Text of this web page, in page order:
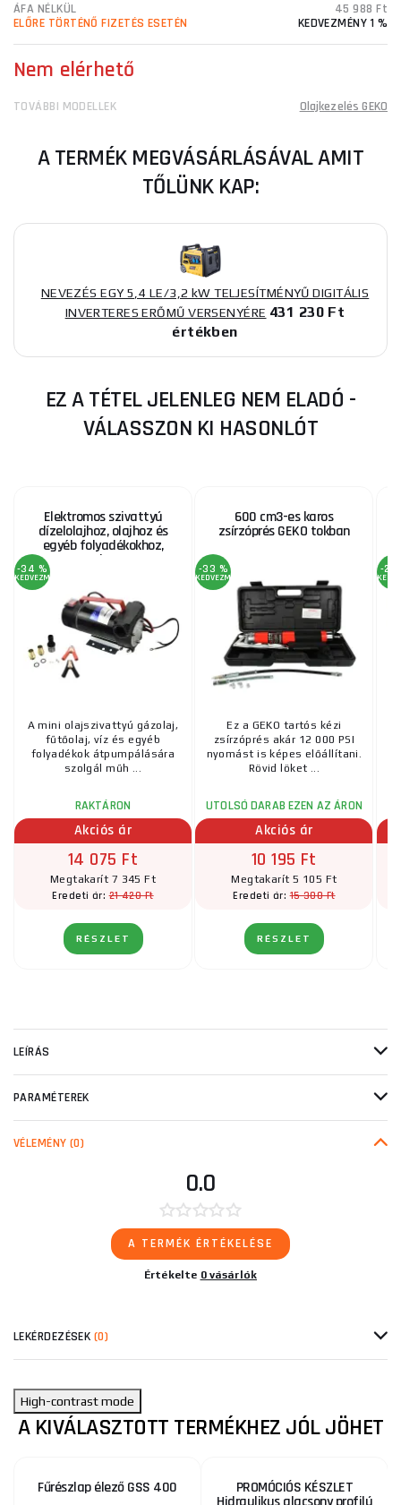
ÁFA NÉLKÜL
45 988 Ft
ELŐRE TÖRTÉNŐ FIZETÉS ESETÉN
KEDVEZMÉNY 1 %
Nem elérhető
TOVÁBBI MODELLEK Olajkezelés GEKO
A TERMÉK MEGVÁSÁRLÁSÁVAL AMIT
TŐLÜNK KAP:
NEVEZÉS EGY 5,4 LE/3,2 kW TELJESÍTMÉNYŰ DIGITÁLIS
INVERTERES ERŐMŰ VERSENYÉRE 431 230 Ft
értékben
EZ A TÉTEL JELENLEG NEM ELADÓ -
VÁLASSZON KI HASONLÓT
Elektromos szivattyú
dízelolajhoz, olajhoz és
egyéb folyadékokhoz,
max. 40 l/perc, 12V
-34 %
KEDVEZMÉNY
A mini olajszivattyú gázolaj,
fűtőolaj, víz és egyéb
folyadékok átpumpálására
szolgál műh ...
RAKTÁRON
Akciós ár
14 075 Ft
Megtakarít 7 345 Ft
Eredeti ár:21 420 Ft
RÉSZLET
600 cm3-es karos
zsírzóprés GEKO tokban
-33 %
KEDVEZMÉNY
Ez a GEKO tartós kézi
zsírzóprés akár 12 000 PSI
nyomást is képes előállítani.
Rövid löket ...
UTOLSÓ DARAB EZEN AZ ÁRON
Akciós ár
10 195 Ft
Megtakarít 5 105 Ft
Eredeti ár:15 300 Ft
RÉSZLET
-20
LEÍRÁS
PARAMÉTEREK
VÉLEMÉNY (0)
0.0
A TERMÉK ÉRTÉKELÉSE
Értékelte 0 vásárlók
LEKÉRDEZÉSEK (0)
High-contrast mode
A KIVÁLASZTOTT TERMÉKHEZ JÓL JÖHET
Fűrészlap élező GSS 400 PROMÓCIÓS KÉSZLET